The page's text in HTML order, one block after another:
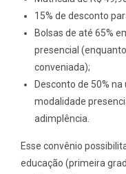
15% de desconto
Bolsas de até 65%
presencial
conveniada);
Desconto de 50%
modalidade
adimplência.
Esse convênio
educação (primeira